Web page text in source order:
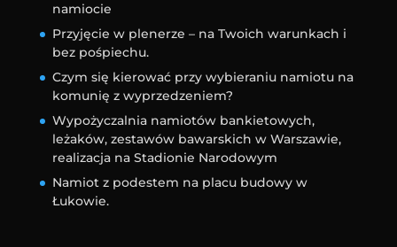
namiocie
Przyjęcie w plenerze – na Twoich warunkach i
bez pośpiechu.
Czym się kierować przy wybieraniu namiotu na
komunię z wyprzedzeniem?
Wypożyczalnia namiotów bankietowych,
leżaków, zestawów bawarskich w Warszawie,
realizacja na Stadionie Narodowym
Namiot z podestem na placu budowy w
Łukowie.